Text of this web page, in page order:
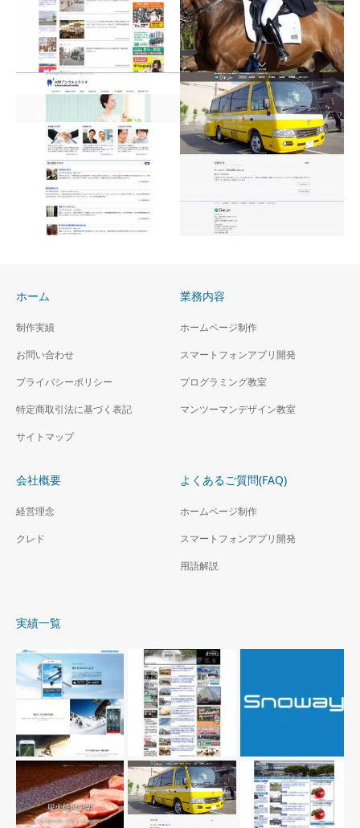
豊中報道。２リニューア
ルサイト
リニューアル・レスポンシブ
黒木茜オフィシャルサイ
レスポンシブデザイン対応
ホーム
制作実績
お問い合わせ
プライバシーポリシー
特定商取引法に基づく表記
サイトマップ
業務内容
ホームページ制作
スマートフォンアプリ開発
プログラミング教室
マンツーマンデザイン教室
会社概要
経営理念
クレド
よくあるご質問(FAQ)
ホームページ制作
スマートフォンアプリ開発
用語解説
実績一覧